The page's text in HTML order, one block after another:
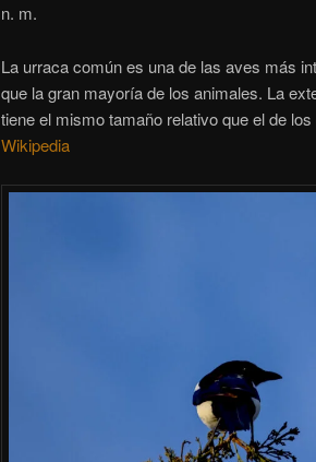
n. m.
La urraca común es una de las aves más
que la gran mayoría de los animales. La
tiene el mismo tamaño relativo que el de
Wikipedia